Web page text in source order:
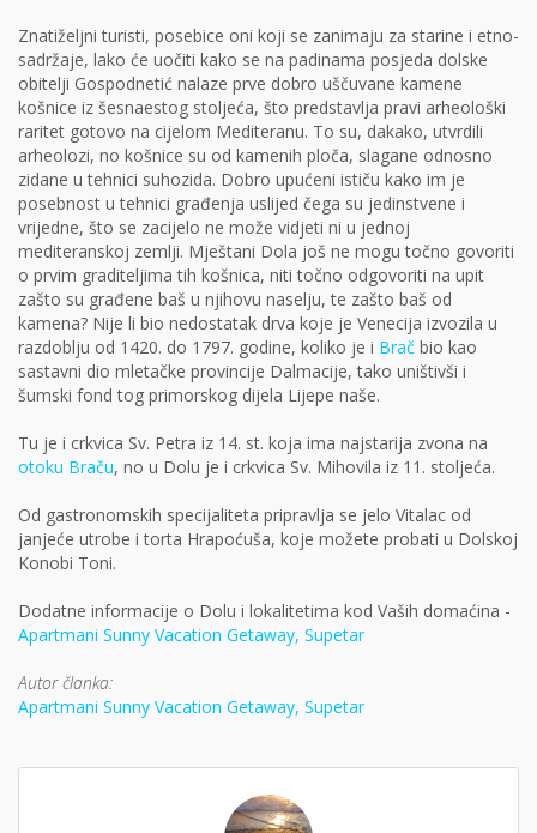
Znatiželjni turisti, posebice oni koji se zanimaju za starine i etno-
sadržaje, lako će uočiti kako se na padinama posjeda dolske
obitelji Gospodnetić nalaze prve dobro uščuvane kamene
košnice iz šesnaestog stoljeća, što predstavlja pravi arheološki
raritet gotovo na cijelom Mediteranu. To su, dakako, utvrdili
arheolozi, no košnice su od kamenih ploča, slagane odnosno
zidane u tehnici suhozida. Dobro upućeni ističu kako im je
posebnost u tehnici građenja uslijed čega su jedinstvene i
vrijedne, što se zacijelo ne može vidjeti ni u jednoj
mediteranskoj zemlji. Mještani Dola još ne mogu točno govoriti
o prvim graditeljima tih košnica, niti točno odgovoriti na upit
zašto su građene baš u njihovu naselju, te zašto baš od
kamena? Nije li bio nedostatak drva koje je Venecija izvozila u
razdoblju od 1420. do 1797. godine, koliko je i Brač bio kao
sastavni dio mletačke provincije Dalmacije, tako uništivši i
šumski fond tog primorskog dijela Lijepe naše.
Tu je i crkvica Sv. Petra iz 14. st. koja ima najstarija zvona na
otoku Braču, no u Dolu je i crkvica Sv. Mihovila iz 11. stoljeća.
Od gastronomskih specijaliteta pripravlja se jelo Vitalac od
janjeće utrobe i torta Hrapoćuša, koje možete probati u Dolskoj
Konobi Toni.
Dodatne informacije o Dolu i lokalitetima kod Vaših domaćina -
Apartmani Sunny Vacation Getaway, Supetar
Autor članka:
Apartmani Sunny Vacation Getaway, Supetar